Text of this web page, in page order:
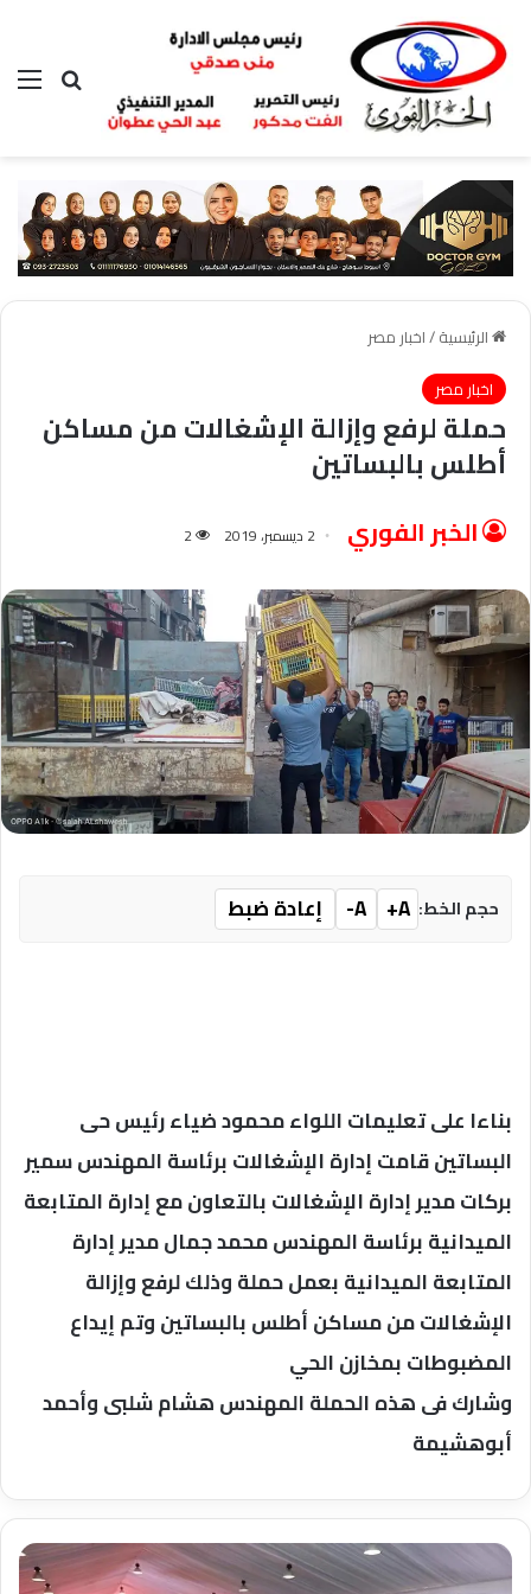
بحث عن
الرئيسية/اخبار مصر
اخبار مصر
حملة لرفع وإزالة الإشغالات من مساكن
أطلس بالبساتين
الخبر الفوري 2 ديسمبر، 2019 2
حجم الخط: A+
A- إعادة ضبط
بناءا على تعليمات اللواء محمود ضياء رئيس حى
البساتين قامت إدارة الإشغالات برئاسة المهندس سمير
بركات مدير إدارة الإشغالات بالتعاون مع إدارة المتابعة
الميدانية برئاسة المهندس محمد جمال مدير إدارة
المتابعة الميدانية بعمل حملة وذلك لرفع وإزالة
الإشغالات من مساكن أطلس بالبساتين وتم إيداع
المضبوطات بمخازن الحي
وشارك فى هذه الحملة المهندس هشام شلبى وأحمد
أبوهشيمة
أمين
عام